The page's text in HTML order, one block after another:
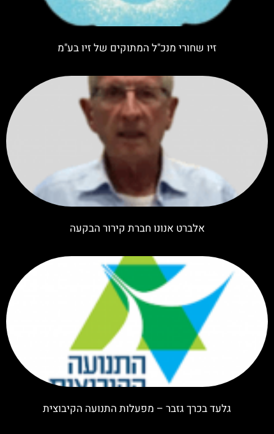
זיו שחורי מנכ"ל המתוקים של זיו בע"מ
אלברט אנונו חברת קירור הבקעה
גלעד בכרך גזבר – מפעלות התנועה הקיבוצית